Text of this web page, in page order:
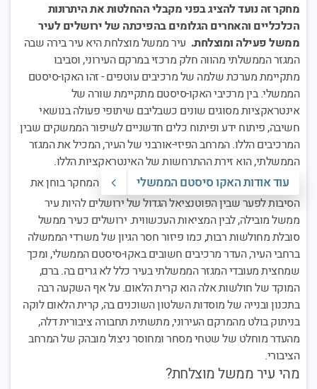
מחקר זה נועד להציג בפני מקבלי ההחלטות את היתרונות
הכלכליים והאחרים הגלומים בהפיכתה של ירושלים לעיר
ממשל פעילה ומוצלחת. עיר ממשל מוצלחת היא עיר בירה שבה
המגזר הממשלתי מהווה חלק מרכזי במרקם העירוני, וסביבו
מתקיימת מערכת שלמה של מרכיבים עוטפים - זהו האקו-סיסטם
הממשלי. בין מרכיבי האקו-סיסטם מתקיימת שורה של
אינטראקציות מסוגים שונים כשבליבם שיתופי פעולה בנושאי
חשיבה, פיתוח ידע ופיתוח כלים חדשניים לשיפור הממשקים שבין
המרכיבים הללו. המרחב הפיזי-אורבני של העיר, המכיל את המגזר
הממשלתי, הוא זירת ההתרחשות של האינטראקציות הללו.
עוד אודות האקו סיסטם הממשלי
המחקר בוחן את
הסיבות לפער שבין הפוטנציאל הגדול של ירושלים להיות עיר
ממשל מובילה, לבין המציאות העכשווית. ירושלים כעיר ממשל
סובלת מחולשות רבות, כמו פיזור חסר הגיון של משרדי הממשלה
ברחבי העיר, העדר מרכיבים חשובים באקו-סיסטם הממשלי, ומכך
שמחצית מעובדי המגזר הממשלתי בעיר כלל לא גרים בה. ברם,
המוקד של חולשות אלה הוא קרית הלאום. על אף השקעה רבה
בתכנון ובנייה של מוסדות השלטון השוכנים בה, קרית הלאום לוקה
בניתוק בולט מהמרקם העירוני, מתשתית תחבורה ציבורית דלה,
מהעדר מוחלט של שטחי מסחר ומחוסר ניצול מובהק של המרחב
הציבורי.
מהי עיר ממשל מוצלחת?